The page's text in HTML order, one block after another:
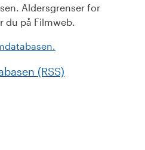
Aldersgrenser for
du på Filmweb.
(RSS)